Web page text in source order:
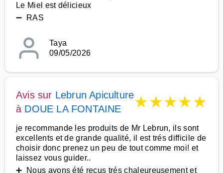
Le Miel est délicieux
➖ RAS
Taya
09/05/2026
Avis sur Lebrun Apiculture
à DOUE LA FONTAINE ★★★★★
je recommande les produits de Mr Lebrun, ils sont
excellents et de grande qualité, il est trés difficile de
choisir donc prenez un peu de tout comme moi! et
laissez vous guider..
➕ Nous avons été reçus trés chaleureusement et